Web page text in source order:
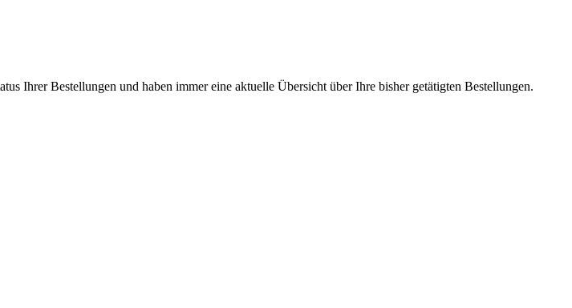
Ihrer Bestellungen und haben immer eine aktuelle Übersicht über Ihre bisher getätigten Bestellungen.